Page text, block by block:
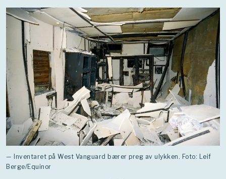
— Inventaret på West Vanguard bærer preg av ulykken. Foto: Leif
Berge/Equinor